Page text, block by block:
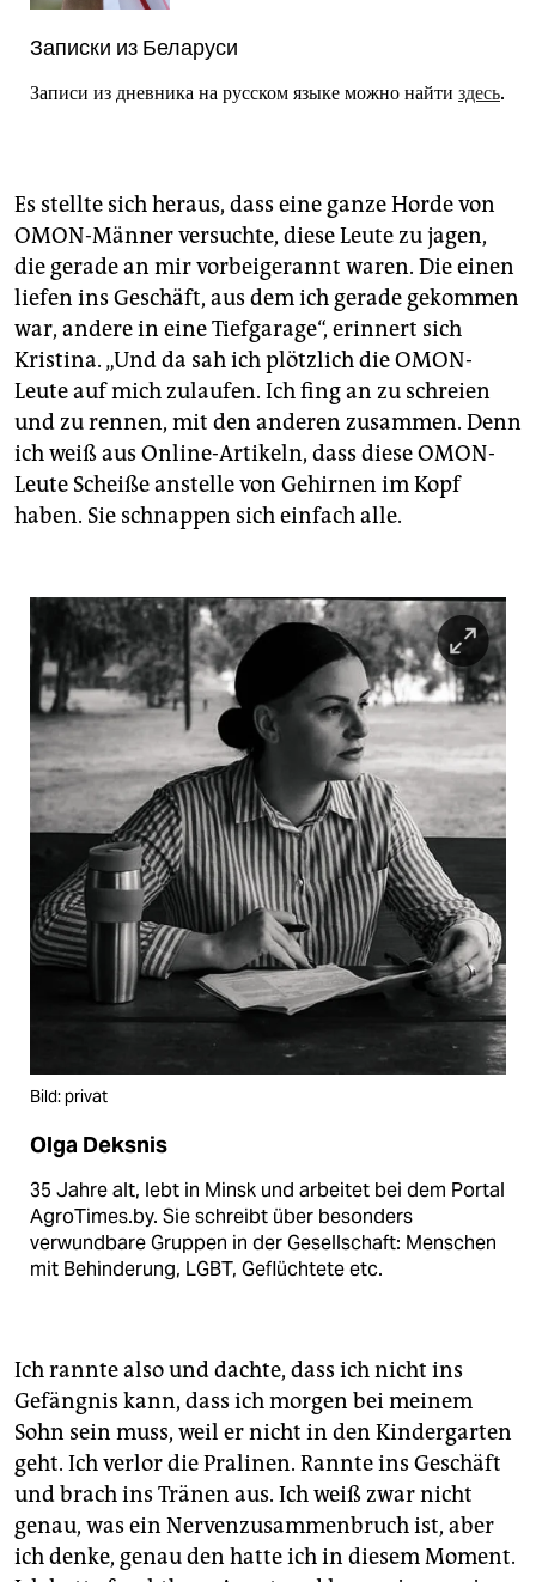
Записки из Беларуси
Записи из дневника на русском языке можно найти здесь.
Es stellte sich heraus, dass eine ganze Horde von
OMON-Männer versuchte, diese Leute zu jagen,
die gerade an mir vorbeigerannt waren. Die einen
liefen ins Geschäft, aus dem ich gerade gekommen
war, andere in eine Tiefgarage“, erinnert sich
Kristina. „Und da sah ich plötzlich die OMON-
Leute auf mich zulaufen. Ich fing an zu schreien
und zu rennen, mit den anderen zusammen. Denn
ich weiß aus Online-Artikeln, dass diese OMON-
Leute Scheiße anstelle von Gehirnen im Kopf
haben. Sie schnappen sich einfach alle.
Bild: privat
Olga Deksnis
35 Jahre alt, lebt in Minsk und arbeitet bei dem Portal
AgroTimes.by. Sie schreibt über besonders
verwundbare Gruppen in der Gesellschaft: Menschen
mit Behinderung, LGBT, Geflüchtete etc.
Ich rannte also und dachte, dass ich nicht ins
Gefängnis kann, dass ich morgen bei meinem
Sohn sein muss, weil er nicht in den Kindergarten
geht. Ich verlor die Pralinen. Rannte ins Geschäft
und brach ins Tränen aus. Ich weiß zwar nicht
genau, was ein Nervenzusammenbruch ist, aber
ich denke, genau den hatte ich in diesem Moment.